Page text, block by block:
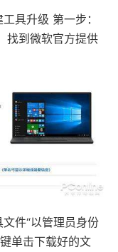
具升级 第一步：
找到微软官方提供
件“以管理员身份
单击下载好的文